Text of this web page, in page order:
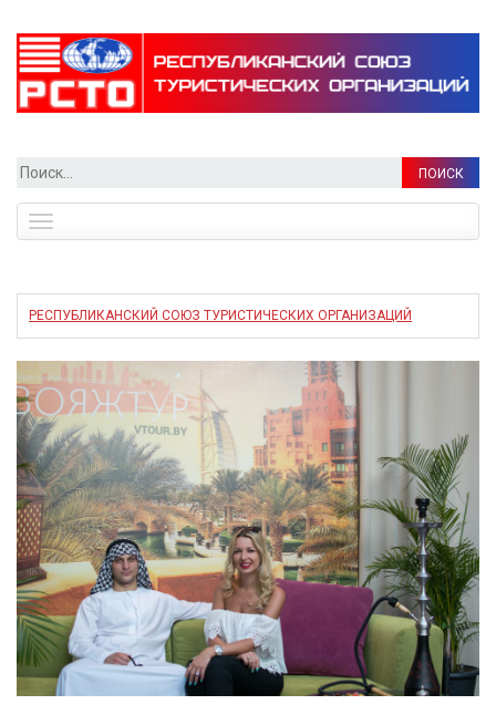
Найти:
navigation
РЕСПУБЛИКАНСКИЙ СОЮЗ ТУРИСТИЧЕСКИХ ОРГАНИЗАЦИЙ